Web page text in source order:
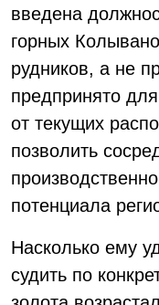
введена
горных
рудников, а не
предпринято для
от текущих
позволить
потенциала
Насколько ему
судить по